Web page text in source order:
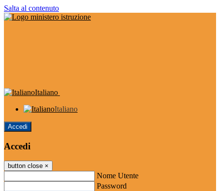
Salta al contenuto
Italiano
Italiano
Accedi
Accedi
button close ×
Nome Utente
Password